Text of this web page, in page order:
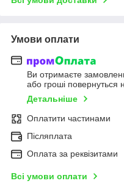
Умови оплати
Ви отримаєте
або гроші повернуться
Детальніше
Оплатити частинами
Післяплата
Оплата за реквізитами
Всі умови оплати